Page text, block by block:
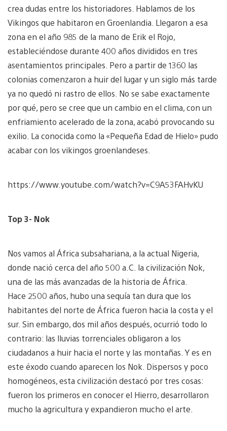
crea dudas entre los historiadores. Hablamos de los
Vikingos que habitaron en Groenlandia. Llegaron a esa
zona en el año 985 de la mano de Erik el Rojo,
estableciéndose durante 400 años divididos en tres
asentamientos principales. Pero a partir de 1360 las
colonias comenzaron a huir del lugar y un siglo más tarde
ya no quedó ni rastro de ellos. No se sabe exactamente
por qué, pero se cree que un cambio en el clima, con un
enfriamiento acelerado de la zona, acabó provocando su
exilio. La conocida como la «Pequeña Edad de Hielo» pudo
acabar con los vikingos groenlandeses.
https://www.youtube.com/watch?v=C9A53FAHvKU
Top 3- Nok
Nos vamos al África subsahariana, a la actual Nigeria,
donde nació cerca del año 500 a.C. la civilización Nok,
una de las más avanzadas de la historia de África.
Hace 2500 años, hubo una sequía tan dura que los
habitantes del norte de África fueron hacia la costa y el
sur. Sin embargo, dos mil años después, ocurrió todo lo
contrario: las lluvias torrenciales obligaron a los
ciudadanos a huir hacia el norte y las montañas. Y es en
este éxodo cuando aparecen los Nok. Dispersos y poco
homogéneos, esta civilización destacó por tres cosas:
fueron los primeros en conocer el Hierro, desarrollaron
mucho la agricultura y expandieron mucho el arte.